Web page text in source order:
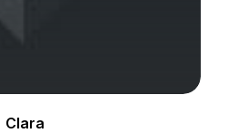
Clara